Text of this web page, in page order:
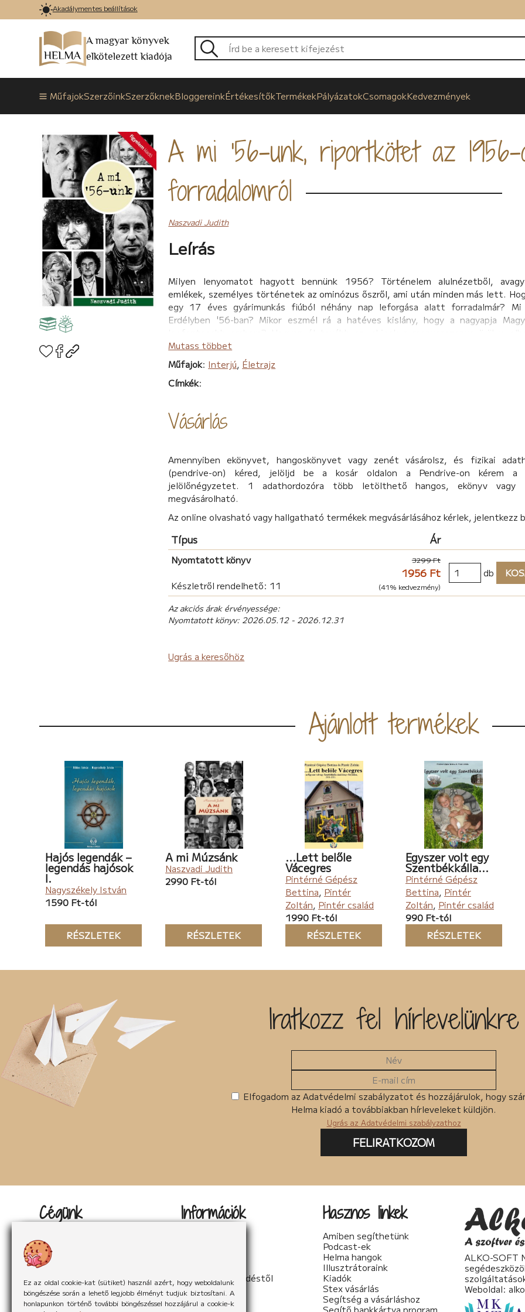
Ez az oldal cookie-kat (sütiket) használ azért, hogy weboldalunk
böngészése során a lehető legjobb élményt tudjuk biztosítani. A
honlapunkon történő további böngészéssel hozzájárul a cookie-k
Akadálymentes beállítások
A magyar könyvek
elkötelezett kiadója
MűfajokSzerzőinkSzerzőknekBloggereinkÉrtékesítőkTermékekPályázatokCsomagokKedvezmények
A mi '56-unk, riportkötet az 1956-
forradalomról
Naszvadi Judith
Leírás
Milyen lenyomatot hagyott bennünk 1956? Történelem alulnézetből,
emlékek, személyes történetek az ominózus őszről, ami után minden más lett.
egy 17 éves gyárimunkás fiúból néhány nap leforgása alatt forradalmár?
Erdélyben '56-ban? Mikor eszmél rá a hatéves kislány, hogy a nagyapja
országot? Hogyan válik a távoli kultúrából érkező idegen október 23.
emberré? Ilyen és ezekhez hasonló kérdésekre válaszol többek között Horgas
Miklós, Kiss Zoltán Zéro, Tordai Teri, Vámos Miklós, Bornai Tibor és sokan mások.
szívszorító vagy kalandos emlékekből megismerhetjük az ezerarcú forradalom
Naszvadi Judith családi érintettsége okán is kezdte el feltenni a kérdéseket előbb
majd tágabb környezetében. A 60. évfordulóra így, ezekből az interjúkból állt
Mutass többet
Műfajok: Interjú, Életrajz
Címkék:
Vásárlás
Amennyiben ekönyvet, hangoskönyvet vagy zenét vásárolsz, és fizikai
(pendrive-on) kéred, jelöljd be a kosár oldalon a Pendrive-on kérem a
jelölőnégyzetet. 1 adathordozóra több letölthető hangos, ekönyv vagy
megvásárolható.
Az online olvasható vagy hallgatható termékek megvásárlásához kérlek, jelentkezz
Típus Ár
Nyomtatott könyv
Készletről rendelhető: 11
3299 Ft
1956 Ft
(41% kedvezmény)
db
Az akciós árak érvényessége:
Nyomtatott könyv: 2026.05.12 - 2026.12.31
Ugrás a keresőhöz
Ajánlott termékek
Hajós legendák –
legendás hajósok
I.
Nagyszékely István
1590 Ft-tól
RÉSZLETEK
A mi Múzsánk
Naszvadi Judith
2990 Ft-tól
RÉSZLETEK
...Lett belőle
Vácegres
Pintérné Gépész
Bettina, Pintér
Zoltán, Pintér család
1990 Ft-tól
RÉSZLETEK
Egyszer volt egy
Szentbékkálla...
Pintérné Gépész
Bettina, Pintér
Zoltán, Pintér család
990 Ft-tól
RÉSZLETEK
Iratkozz fel hírlevelünkre
Elfogadom az Adatvédelmi szabályzatot és hozzájárulok, hogy
Helma kiadó a továbbiakban hírleveleket küldjön.
Ugrás az Adatvédelmi szabályzathoz
FELIRATKOZOM
Cégünk
Rólunk
Rólunk mondták
Hírek
Partnereink
Információk
Elállás a szerződéstől
Hasznos linkek
Amiben segíthetünk
Podcast-ek
Helma hangok
Illusztrátoraink
Kiadók
Stex vásárlás
Segítség a vásárláshoz
Segítő bankkártya program
ALKO-SOFT
Weboldal: